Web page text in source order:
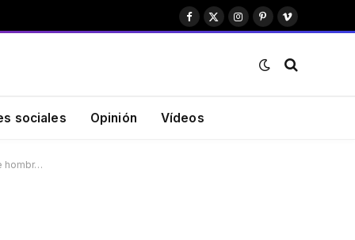
Facebook
X
Instagram
PinterestVimeo
sociales Opinión Vídeos
hombr…